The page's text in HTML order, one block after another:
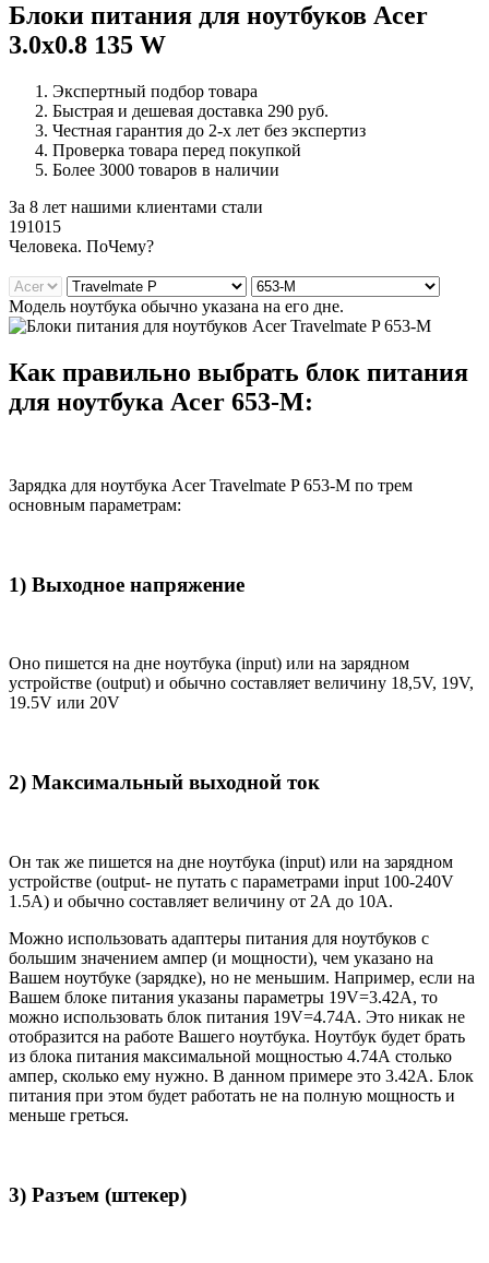
Блоки питания для ноутбуков Acer
3.0x0.8 135 W
Экспертный подбор товара
Быстрая и дешевая доставка 290 руб.
Честная гарантия до 2-х лет без экспертиз
Проверка товара перед покупкой
Более 3000 товаров в наличии
За 8 лет нашими клиентами стали
191015
Человека. ПоЧему?
Модель ноутбука обычно указана на его дне.
Как правильно выбрать блок питания
для ноутбука Acer 653-M:
Зарядка для ноутбука Acer Travelmate P 653-M по трем
основным параметрам:
1) Выходное напряжение
Оно пишется на дне ноутбука (input) или на зарядном
устройстве (output) и обычно составляет величину 18,5V, 19V,
19.5V или 20V
2) Максимальный выходной ток
Он так же пишется на дне ноутбука (input) или на зарядном
устройстве (output- не путать с параметрами input 100-240V
1.5A) и обычно составляет величину от 2А до 10A.
Можно использовать адаптеры питания для ноутбуков с
большим значением ампер (и мощности), чем указано на
Вашем ноутбуке (зарядке), но не меньшим. Например, если на
Вашем блоке питания указаны параметры 19V=3.42A, то
можно использовать блок питания 19V=4.74A. Это никак не
отобразится на работе Вашего ноутбука. Ноутбук будет брать
из блока питания максимальной мощностью 4.74А столько
ампер, сколько ему нужно. В данном примере это 3.42А. Блок
питания при этом будет работать не на полную мощность и
меньше греться.
3) Разъем (штекер)